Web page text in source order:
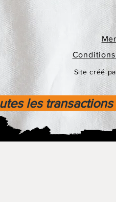
Site créé
les